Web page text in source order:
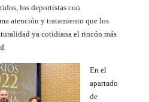
los deportistas con
atención y tratamiento que los
ya cotidiana el rincón más
En el
apartado
de